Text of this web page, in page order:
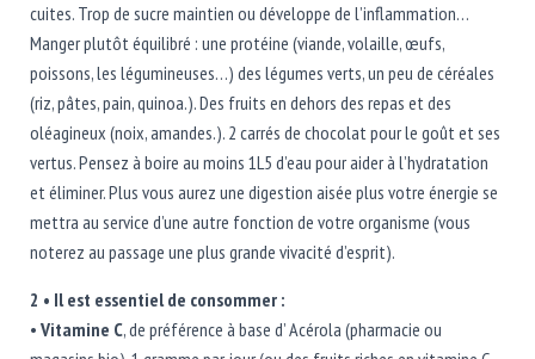
cuites. Trop de sucre maintien ou développe de l’inflammation…
Manger plutôt équilibré : une protéine (viande, volaille, œufs,
poissons, les légumineuses…) des légumes verts, un peu de céréales
(riz, pâtes, pain, quinoa.). Des fruits en dehors des repas et des
oléagineux (noix, amandes.). 2 carrés de chocolat pour le goût et ses
vertus. Pensez à boire au moins 1L5 d’eau pour aider à l’hydratation
et éliminer. Plus vous aurez une digestion aisée plus votre énergie se
mettra au service d’une autre fonction de votre organisme (vous
noterez au passage une plus grande vivacité d’esprit).
2 • Il est essentiel de consommer :
• Vitamine C, de préférence à base d’ Acérola (pharmacie ou